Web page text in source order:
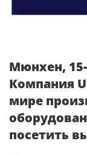
Мюнхен, 15-
Компания
мире
посетить